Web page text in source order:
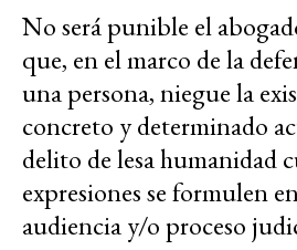
No será punible el
que, en el marco de la
una persona, niegue la
concreto y determinado
delito de lesa humanidad
expresiones se formulen
audiencia y/o proceso